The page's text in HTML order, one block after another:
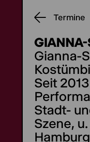
Termine
Gianna-
Seit
Stadt-
Szene,